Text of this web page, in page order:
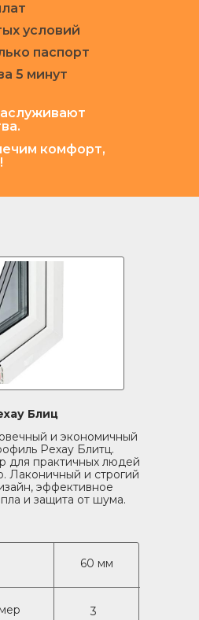
условий
паспорт
5 минут
комфорт,
Блиц
и экономичный
Рехау Блитц.
для практичных людей
Лаконичный и строгий
эффективное
и защита от шума.
60 мм
3